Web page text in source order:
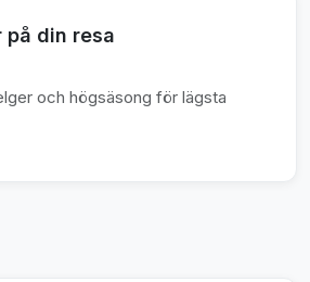
på din resa
och högsäsong för lägsta